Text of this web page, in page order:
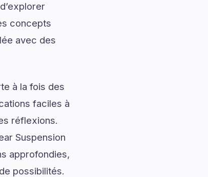
concepts
avec des
à la fois des
faciles à
réflexions.
Suspension
approfondies,
possibilités.